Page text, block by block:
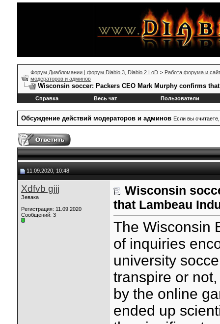
Форум Диабломании | форум Diablo 3, Diablo 2 LoD > Работа форума и
модераторов и админов
Wisconsin soccer: Packers CEO Mark Murphy confirms
Справка Весь чат Пользователи
Обсуждение действий модераторов и админов Если вы
11.09.2020, 10:48
Xdfvb gjjj
Зевака
Регистрация: 11.09.2020
Сообщений: 3
Wisconsin
that Lambeau
The Wisconsin
of inquiries
university
transpire or
by the online
ended up